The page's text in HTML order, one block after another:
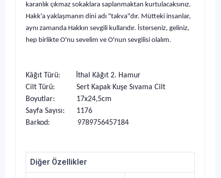
karanlık çıkmaz sokaklara saplanmaktan kurtulacaksınız.
Hakk'a yaklaşmanın dini adı "takva"dır. Mütteki insanlar,
aynı zamanda Hakkın sevgili kullarıdır. İsterseniz, geliniz,
hep birlikte O'nu sevelim ve O'nun sevgilisi olalım.
Kâğıt Türü: İthal Kâğıt 2. Hamur
Cilt Türü: Sert Kapak Kuşe Sıvama Cilt
Boyutlar: 17x24,5cm
Sayfa Sayısı: 1176
Barkod: 9789756457184
Diğer Özellikler